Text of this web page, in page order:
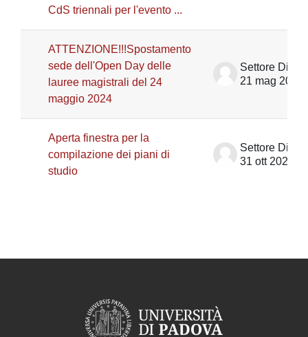
CdS triennali per l'evento ...
ATTENZIONE!!!Spostamento
sede dell'Open Day delle
lauree magistrali del 24
maggio 2024
21 mag 2024
Aperta finestra per la
compilazione dei piani di
studio
31 ott 2025